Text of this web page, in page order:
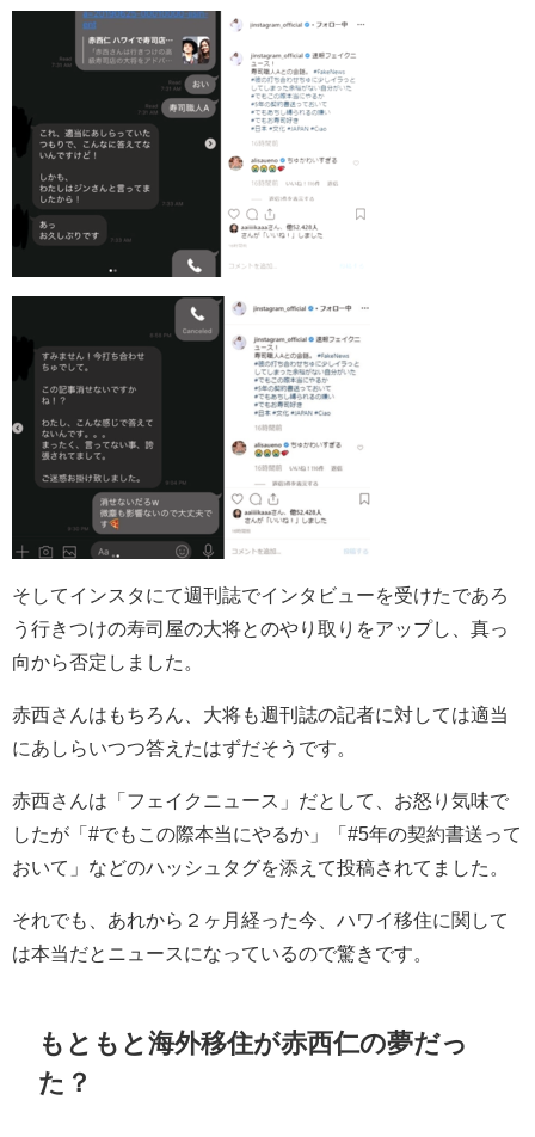
そしてインスタにて週刊誌でインタビューを受けたであろ
う行きつけの寿司屋の大将とのやり取りをアップし、真っ
向から否定しました。
赤西さんはもちろん、大将も週刊誌の記者に対しては適当
にあしらいつつ答えたはずだそうです。
赤西さんは「フェイクニュース」だとして、お怒り気味で
したが 「#でもこの際本当にやるか」「#5年の契約書送って
おいて」などのハッシュタグを添えて投稿されてました。
それでも、あれから２ヶ月経った今、ハワイ移住に関して
は本当だとニュースになっているので驚きです。
もともと海外移住が赤西仁の夢だっ
た？